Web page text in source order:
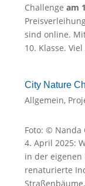
Challenge am
sind online.
10. Klasse.
City Nature
Allgemein,
Foto: © Nanda
4. April 2025:
in der eigenen
renaturierte